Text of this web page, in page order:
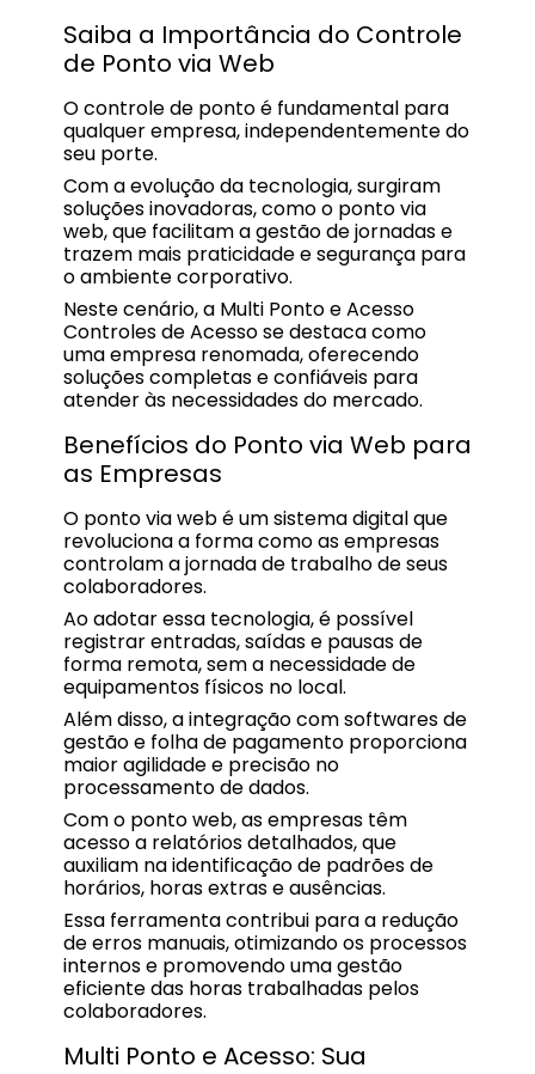
Saiba a Importância do Controle
de Ponto via Web
O controle de ponto é fundamental para
qualquer empresa, independentemente do
seu porte.
Com a evolução da tecnologia, surgiram
soluções inovadoras, como o ponto via
web, que facilitam a gestão de jornadas e
trazem mais praticidade e segurança para
o ambiente corporativo.
Neste cenário, a Multi Ponto e Acesso
Controles de Acesso se destaca como
uma empresa renomada, oferecendo
soluções completas e confiáveis para
atender às necessidades do mercado.
Benefícios do Ponto via Web para
as Empresas
O ponto via web é um sistema digital que
revoluciona a forma como as empresas
controlam a jornada de trabalho de seus
colaboradores.
Ao adotar essa tecnologia, é possível
registrar entradas, saídas e pausas de
forma remota, sem a necessidade de
equipamentos físicos no local.
Além disso, a integração com softwares de
gestão e folha de pagamento proporciona
maior agilidade e precisão no
processamento de dados.
Com o ponto web, as empresas têm
acesso a relatórios detalhados, que
auxiliam na identificação de padrões de
horários, horas extras e ausências.
Essa ferramenta contribui para a redução
de erros manuais, otimizando os processos
internos e promovendo uma gestão
eficiente das horas trabalhadas pelos
colaboradores.
Multi Ponto e Acesso: Sua